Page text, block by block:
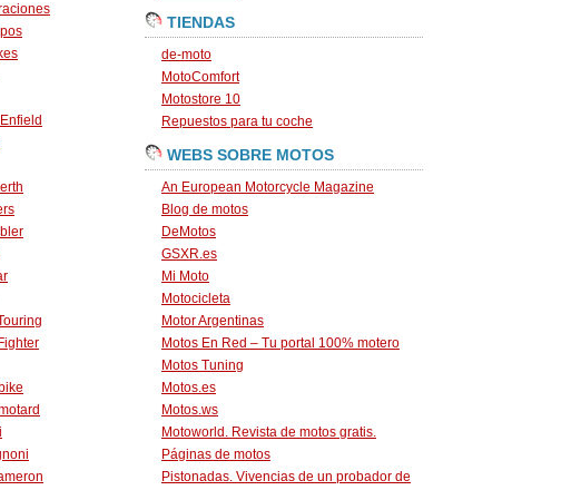
TIENDAS
de-moto
MotoComfort
Motostore 10
Repuestos para tu coche
WEBS SOBRE MOTOS
An European Motorcycle Magazine
Blog de motos
DeMotos
GSXR.es
Mi Moto
Motocicleta
Motor Argentinas
Motos En Red – Tu portal 100% motero
Motos Tuning
Motos.es
Motos.ws
Motoworld. Revista de motos gratis.
Páginas de motos
Pistonadas. Vivencias de un probador de